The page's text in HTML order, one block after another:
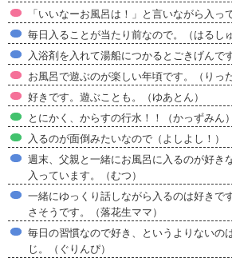
「いいなーお風呂は！」と言いながら入っ
毎日入ることが当たり前なので。（はるしゅ
入浴剤を入れて湯船につかるとごきげんで
お風呂で遊ぶのが楽しい年頃です。（りっ
好きです。遊ぶことも。（ゆあとん）
とにかく、からすの行水！！（かっずみん）
入るのが面倒みたいなので（よしよし！）
週末、父親と一緒にお風呂に入るのが好き
入っています。（むつ）
一緒にゆっくり話しながら入るのは好きで
さそうです。（落花生ママ）
毎日の習慣なので好き、というよりないの
じ。（ぐりんぴ）